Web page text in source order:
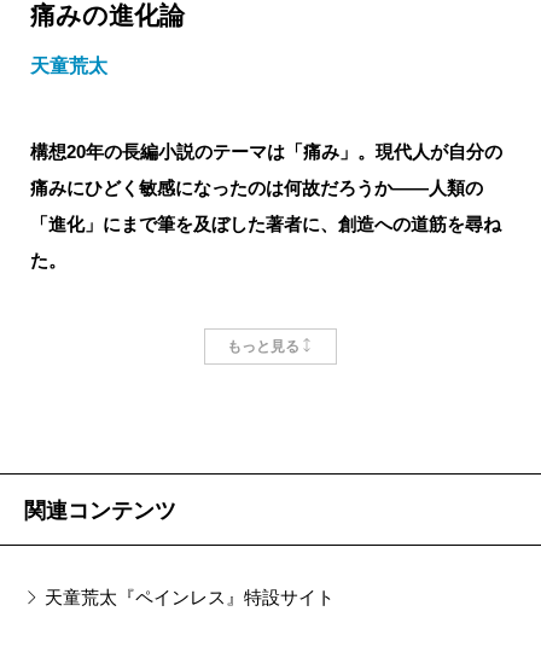
た忖度は、この作家にはない。死とエロスは本来親和
性の高いものだが、あえて震災後の海中といった極限
て、その一歩先に何かが生まれ得るのではないかと読
者に問いかけるものが、この作品にはあった。
9・11直後、NY市長だったジュリアーニは、記者会
見で犠牲者を悼んだあと、「ゴー・ショッピング」と
が結果的に市民生活を救うのだという了解が、市長と
震災後、多くの作家が被災者を癒そう、日本人を癒
癒しといった小説の外側にある倫理観や常識に縛られ
痛みの進化論
天童荒太
構想20年の長編小説のテーマは「痛み」。現代人が自分の
痛みにひどく敏感になったのは何故だろうか――人類の
「進化」にまで筆を及ぼした著者に、創造への道筋を尋ね
た。
●これまでの天童ファンが読んだら、こんなの天童じゃ
ないというふうに叫ぶ人が出てくるかもしれない。単
もっと見る
関連コンテンツ
天童荒太『ペインレス』特設サイト